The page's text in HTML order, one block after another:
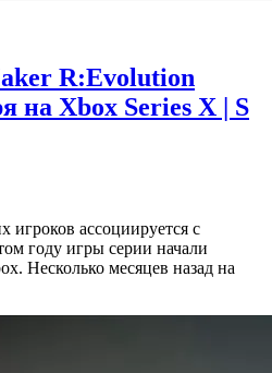
R:Evolution
на Xbox Series X | S
ассоциируется с
году игры серии начали
Несколько месяцев назад на